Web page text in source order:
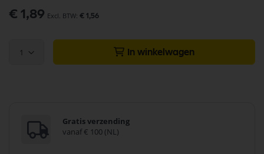
€ 1,89 € 1,56
1 In winkelwagen
Gratis verzending
vanaf € 100 (NL)